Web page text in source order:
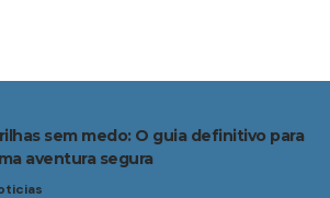
sem medo: O guia definitivo para
aventura segura